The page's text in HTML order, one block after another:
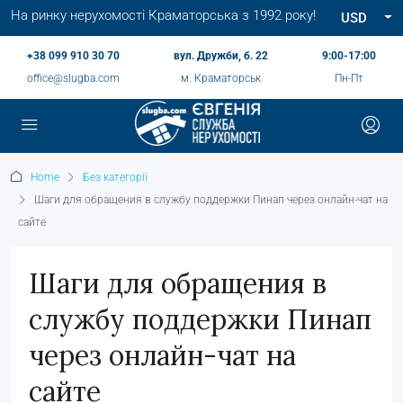
На ринку нерухомості Краматорська з 1992 року! USD
+38 099 910 30 70
office@slugba.com
вул. Дружби, б. 22
м. Краматорськ
9:00-17:00
Пн-Пт
Home
Без категорії
Шаги для обращения в службу поддержки Пинап через онлайн-чат на
сайте
Шаги для обращения в
службу поддержки Пинап
через онлайн-чат на
сайте